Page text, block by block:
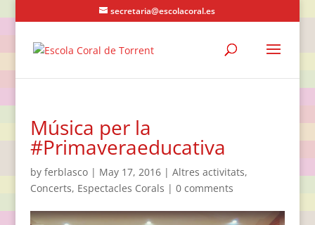
secretaria@escolacoral.es
Música per la
#Primaveraeducativa
by ferblasco| May 17, 2016| Altres activitats,
Concerts, Espectacles Corals | 0 comments